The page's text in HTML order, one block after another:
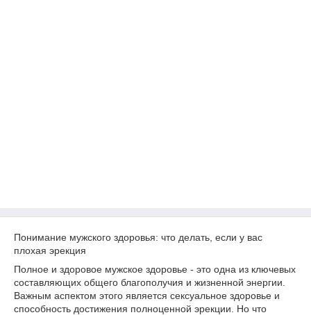
Понимание мужского здоровья: что делать, если у вас
плохая эрекция
Полное и здоровое мужское здоровье - это одна из ключевых
составляющих общего благополучия и жизненной энергии.
Важным аспектом этого является сексуальное здоровье и
способность достижения полноценной эрекции. Но что